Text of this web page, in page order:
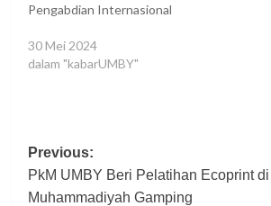
Pengabdian Internasional
30 Mei 2024
dalam "kabarUMBY"
Post
navigation
Previous:
PkM UMBY Beri Pelatihan Ecoprint
Muhammadiyah Gamping